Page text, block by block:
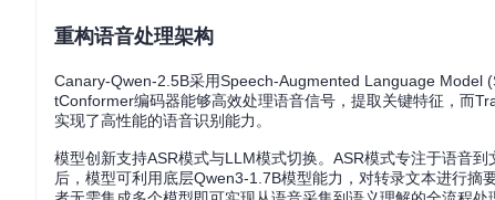
重构语音处理架构
Canary-Qwen-2.5B采用Speech-Augmented Language Model
tConformer编码器能够高效处理语音信号，提取关键特征，而
实现了高性能的语音识别能力。
模型创新支持ASR模式与LLM模式切换。ASR模式专注于语音
后，模型可利用底层Qwen3-1.7B模型能力，对转录文本进行